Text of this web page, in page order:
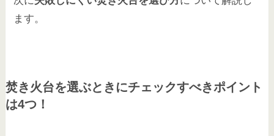
ます。
焚き火台を選ぶときにチェックすべきポイント
は4つ！